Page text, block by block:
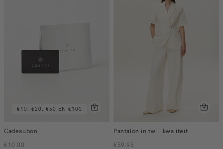
€10, €20, €50 EN €100
Cadeaubon
€10.00
Pantalon in twill kwaliteit
€59.95